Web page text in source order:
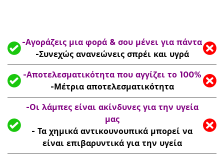
-Αγοράζεις μια φορά & σου μένει για πάντα
-Συνεχώς ανανεώνεις σπρέι και υγρά
-Αποτελεσματικότητα που αγγίζει το 100%
-Μέτρια αποτελεσματικότητα
-Οι λάμπες είναι ακίνδυνες για την υγεία
μας
- Τα χημικά αντικουνουπικά μπορεί να
είναι επιβαρυντικά για την υγεία